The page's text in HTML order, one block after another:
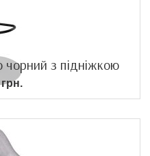
з підніжкою